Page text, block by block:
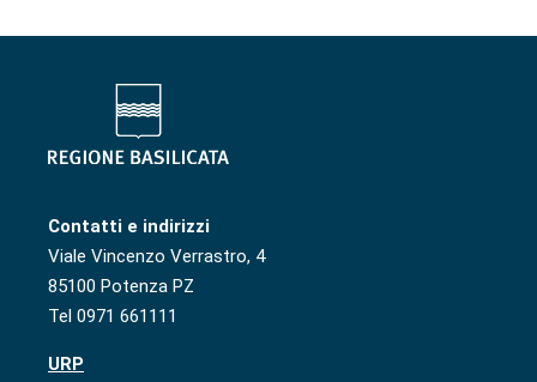
Contatti e indirizzi
Viale Vincenzo Verrastro, 4
85100 Potenza PZ
Tel 0971 661111
URP